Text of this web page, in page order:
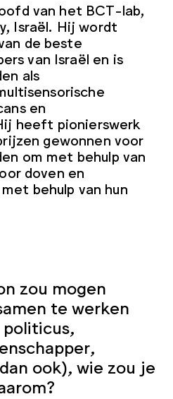
van het BCT-lab,
Israël. Hij wordt
de beste
van Israël en is
als
en
heeft pionierswerk
gewonnen voor
om met behulp van
doven en
behulp van hun
zou mogen
te werken
ook), wie zou je